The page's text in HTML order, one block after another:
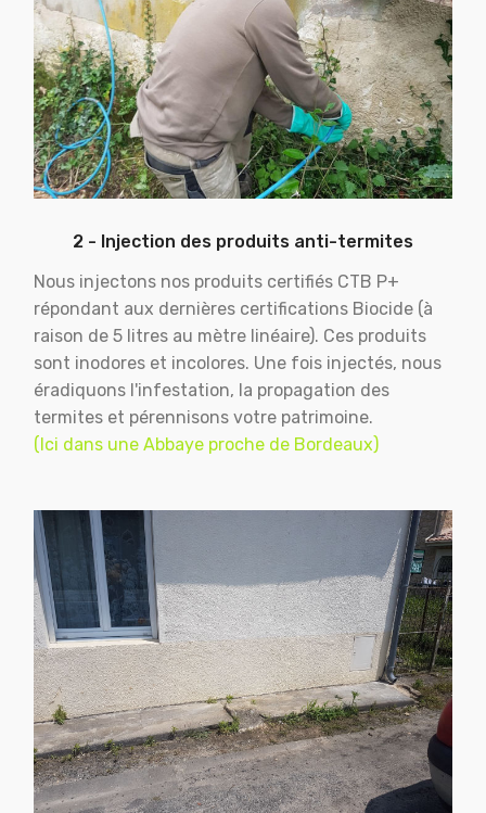
2 - Injection des produits anti-termites
Nous injectons nos produits certifiés CTB P+
répondant aux dernières certifications Biocide (à
raison de 5 litres au mètre linéaire). Ces produits
sont inodores et incolores. Une fois injectés, nous
éradiquons l'infestation, la propagation des
termites et pérennisons votre patrimoine.
(Ici dans une Abbaye proche de Bordeaux)